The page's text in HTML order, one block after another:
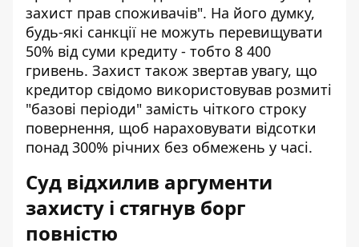
захист прав споживачів". На його думку,
будь-які санкції не можуть перевищувати
50% від суми кредиту - тобто 8 400
гривень. Захист також звертав увагу, що
кредитор свідомо використовував розмиті
"базові періоди" замість чіткого строку
повернення, щоб нараховувати відсотки
понад 300% річних без обмежень у часі.
Суд відхилив аргументи
захисту і стягнув борг
повністю